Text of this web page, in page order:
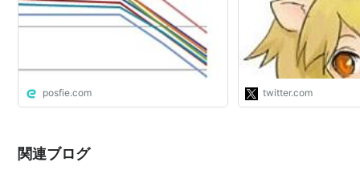
posfie.com
ミクオリジナル曲が
稿がなかったのは
だったので，15日以
初音ミクの新曲が投
なる。"
twitter.com
関連ブログ